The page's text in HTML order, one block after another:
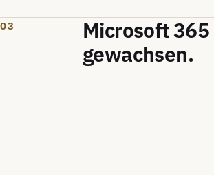
03
Microsoft
gewachsen.